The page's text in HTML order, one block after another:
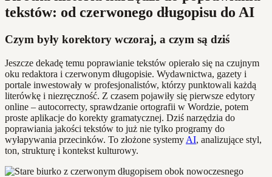
tekstów: od czerwonego długopisu do AI
Czym były korektory wczoraj, a czym są dziś
Jeszcze dekadę temu poprawianie tekstów opierało się na czujnym
oku redaktora i czerwonym długopisie. Wydawnictwa, gazety i
portale inwestowały w profesjonalistów, którzy punktowali każdą
literówkę i niezręczność. Z czasem pojawiły się pierwsze edytory
online – autocorrecty, sprawdzanie ortografii w Wordzie, potem
proste aplikacje do korekty gramatycznej. Dziś narzędzia do
poprawiania jakości tekstów to już nie tylko programy do
wyłapywania przecinków. To złożone systemy AI, analizujące styl,
ton, strukturę i kontekst kulturowy.